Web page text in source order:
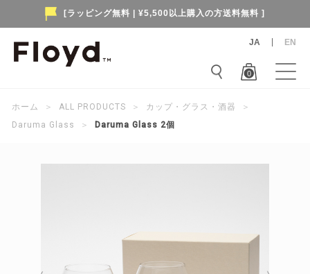
[ラッピング無料 | ¥5,500以上購入の方送料無料 ]
EN
JA
0
ホーム ＞ ALL PRODUCTS ＞ カップ・グラス・酒器
＞
Daruma Glass
＞ Daruma Glass 2個